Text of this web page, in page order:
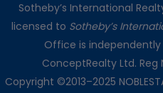
Sotheby’s International
licensed to Sotheby’s
Office is
ConceptRealty Ltd. Reg
Copyright ©2013–2025